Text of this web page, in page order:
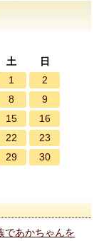
土
日
1
2
8
9
15
16
22
23
29
30
であかちゃんを